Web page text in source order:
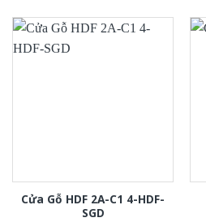
Cửa Gỗ HDF 2A-C1 4-HDF-
SGD